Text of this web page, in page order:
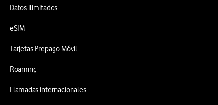
Datos ilimitados
eSIM
Tarjetas Prepago Móvil
Roaming
Llamadas internacionales